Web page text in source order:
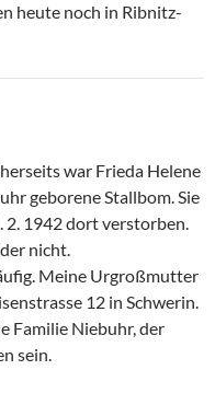
heute noch in Ribnitz-
war Frieda Helene
geborene Stallbom. Sie
2. 1942 dort verstorben.
nicht.
Meine Urgroßmutter
12 in Schwerin.
Familie Niebuhr, der
sein.